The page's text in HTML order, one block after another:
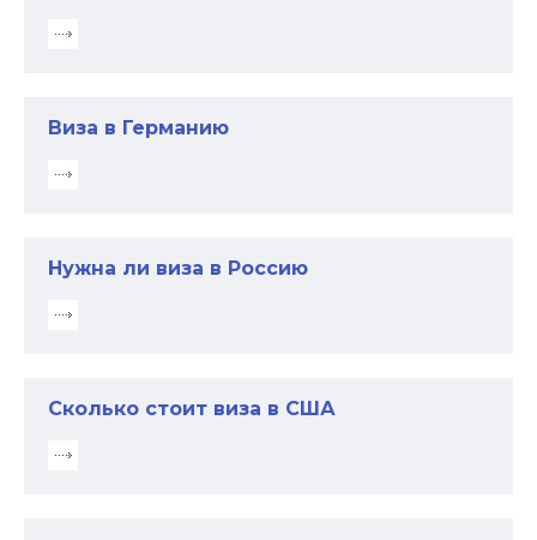
Виза в Германию
Нужна ли виза в Россию
Сколько стоит виза в США